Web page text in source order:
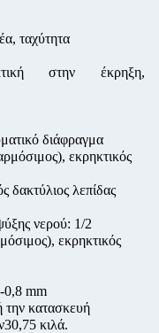
ταχύτητα
στην έκρηξη,
διάφραγμα
εκρηκτικός
δακτύλιος λεπίδας
νερού: 1/2
εκρηκτικός
0,8 mm
την κατασκευή
κιλά.